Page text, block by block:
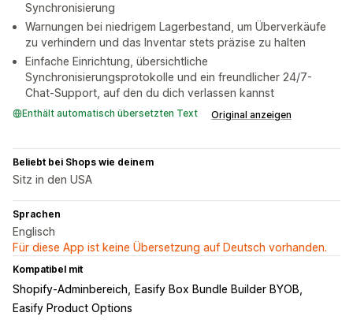
Synchronisierung
Warnungen bei niedrigem Lagerbestand, um Überverkäufe
zu verhindern und das Inventar stets präzise zu halten
Einfache Einrichtung, übersichtliche
Synchronisierungsprotokolle und ein freundlicher 24/7-
Chat-Support, auf den du dich verlassen kannst
Enthält automatisch übersetzten Text Original anzeigen
Beliebt bei Shops wie deinem
Sitz in den USA
Sprachen
Englisch
Für diese App ist keine Übersetzung auf Deutsch vorhanden.
Kompatibel mit
Shopify-Adminbereich
Easify Box Bundle Builder BYOB
Easify Product Options